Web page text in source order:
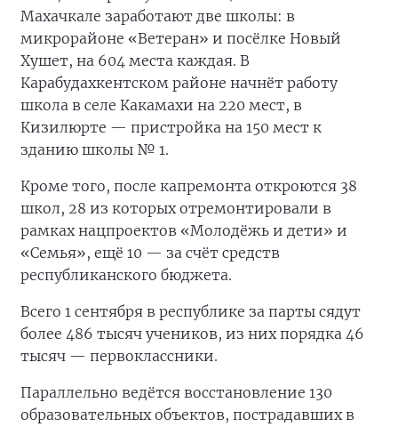
Махачкале заработают две школы: в
микрорайоне «Ветеран» и посёлке Новый
Хушет, на 604 места каждая. В
Карабудахкентском районе начнёт работу
школа в селе Какамахи на 220 мест, в
Кизилюрте — пристройка на 150 мест к
зданию школы № 1.
Кроме того, после капремонта откроются 38
школ, 28 из которых отремонтировали в
рамках нацпроектов «Молодёжь и дети» и
«Семья», ещё 10 — за счёт средств
республиканского бюджета.
Всего 1 сентября в республике за парты сядут
более 486 тысяч учеников, из них порядка 46
тысяч — первоклассники.
Параллельно ведётся восстановление 130
образовательных объектов, пострадавших в